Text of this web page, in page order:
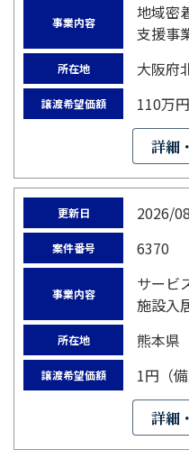
事業内容
地域密
支援事
所在地 大阪府
譲渡希望価額 110万
詳細
更新日 2026/
案件番号 6370
事業内容
サービ
施設入
所在地 熊本県
譲渡希望価額 1円（備
詳細